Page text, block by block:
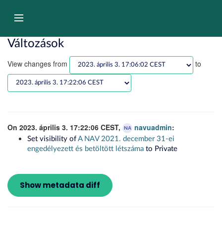
átugrásaNavigáció
Változások
View changes from to
On 2023. április 3. 17:22:06 CEST, NA navuadmin:
Set visibility of A NAV 2021. december 31-ei
engedélyezett és betöltött létszáma to Private